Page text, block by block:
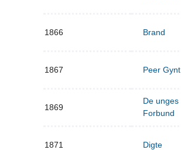
1866 Brand
1867 Peer Gynt
1869
De unges
Forbund
1871 Digte